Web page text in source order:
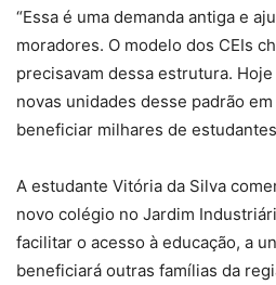
“Essa é uma demanda antiga e
moradores. O modelo dos CEIs
precisavam dessa estrutura.
novas unidades desse padrão
beneficiar milhares de
A estudante Vitória da Silva
novo colégio no Jardim
facilitar o acesso à educação, a
beneficiará outras famílias da